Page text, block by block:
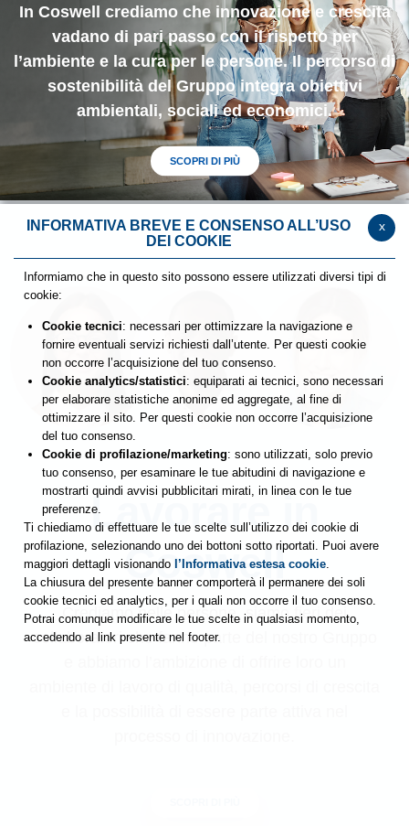
In Coswell crediamo che innovazione e crescita
vadano di pari passo con il rispetto per
l’ambiente e la cura per le persone. Il percorso di
sostenibilità del Gruppo integra obiettivi
ambientali, sociali ed economici.
SCOPRI DI PIÙ
Lavorare in
Coswell
Crediamo nelle persone, siamo fieri dei
collaboratori che fanno parte del nostro Gruppo
x
INFORMATIVA BREVE E CONSENSO ALL’USO
DEI COOKIE
Informiamo che in questo sito possono essere utilizzati diversi tipi di
cookie:
Cookie tecnici: necessari per ottimizzare la navigazione e
fornire eventuali servizi richiesti dall’utente. Per questi cookie
non occorre l’acquisizione del tuo consenso.
Cookie analytics/statistici: equiparati ai tecnici, sono necessari
per elaborare statistiche anonime ed aggregate, al fine di
ottimizzare il sito. Per questi cookie non occorre l’acquisizione
del tuo consenso.
Cookie di profilazione/marketing: sono utilizzati, solo previo
tuo consenso, per esaminare le tue abitudini di navigazione e
mostrarti quindi avvisi pubblicitari mirati, in linea con le tue
preferenze.
Ti chiediamo di effettuare le tue scelte sull’utilizzo dei cookie di
profilazione, selezionando uno dei bottoni sotto riportati. Puoi avere
maggiori dettagli visionando l’Informativa estesa cookie.
La chiusura del presente banner comporterà il permanere dei soli
cookie tecnici ed analytics, per i quali non occorre il tuo consenso.
Potrai comunque modificare le tue scelte in qualsiasi momento,
accedendo al link presente nel footer.